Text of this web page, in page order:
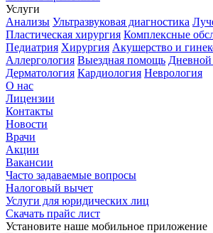
Услуги
Анализы Ультразвуковая диагностика
Пластическая хирургия Комплексные
Педиатрия Хирургия Акушерство и
Аллергология Выездная помощь Дневной
Дерматология Кардиология Неврология
О нас
Лицензии
Контакты
Новости
Врачи
Акции
Вакансии
Часто задаваемые вопросы
Налоговый вычет
Услуги для юридических лиц
Скачать прайс лист
Установите наше мобильное приложение